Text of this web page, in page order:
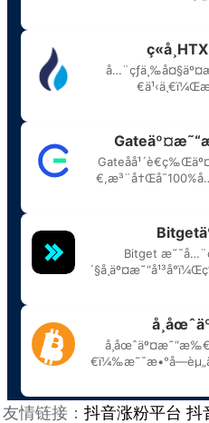
友情链接： 抖音涨粉平台 抖